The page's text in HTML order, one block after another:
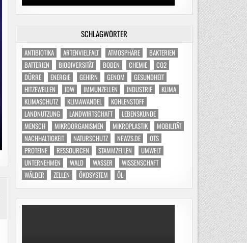
SCHLAGWÖRTER
ANTIBIOTIKA ARTENVIELFALT ATMOSPHÄRE
BAKTERIEN
BATTERIEN
BIODIVERSITÄT BODEN CHEMIE
CO2
DÜRRE
ENERGIE GEHIRN GENOM
GESUNDHEIT
HITZEWELLEN
IDW IMMUNZELLEN INDUSTRIE
KLIMA
KLIMASCHUTZ
KLIMAWANDEL
KOHLENSTOFF
LANDNUTZUNG
LANDWIRTSCHAFT
LEBENSKUNDE
MENSCH
MIKROORGANISMEN MIKROPLASTIK
MOBILITÄT
NACHHALTIGKEIT
NATURSCHUTZ NEWZS.DE
OTS
PROTEINE
RESSOURCEN STAMMZELLEN
UMWELT
UNTERNEHMEN
WALD WASSER
WISSENSCHAFT
WÄLDER
ZELLEN ÖKOSYSTEM ÖL